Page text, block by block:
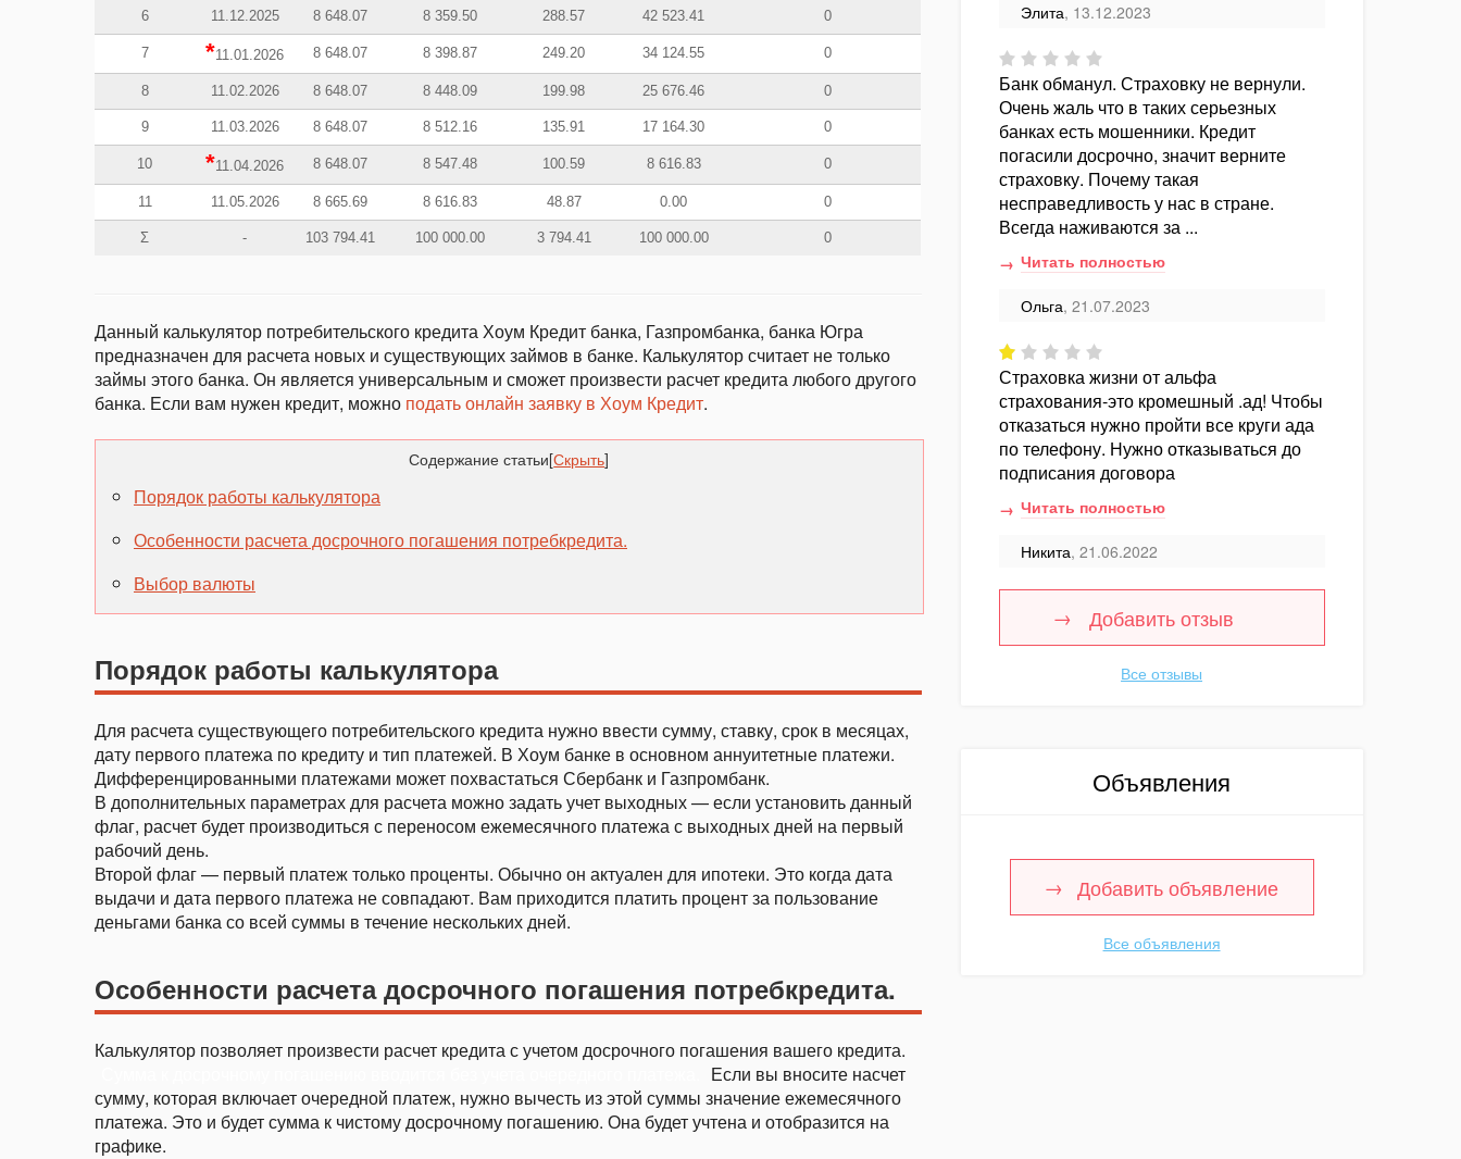
6 11.12.2025 8 648.07 8 359.50 288.57 42 523.41 0
7 *11.01.2026 8 648.07 8 398.87 249.20 34 124.55 0
8 11.02.2026 8 648.07 8 448.09 199.98 25 676.46 0
9 11.03.2026 8 648.07 8 512.16 135.91 17 164.30 0
10 *11.04.2026 8 648.07 8 547.48 100.59 8 616.83 0
11 11.05.2026 8 665.69 8 616.83 48.87 0.00 0
Σ - 103 794.41 100 000.00 3 794.41 100 000.00 0
Данный калькулятор потребительского кредита Хоум Кредит банка, Газпромбанка, банка Югра
предназначен для расчета новых и существующих займов в банке. Калькулятор считает не только
займы этого банка. Он является универсальным и сможет произвести расчет кредита любого другого
банка. Если вам нужен кредит, можно подать онлайн заявку в Хоум Кредит.
Содержание статьи[Скрыть]
Порядок работы калькулятора
Особенности расчета досрочного погашения потребкредита.
Выбор валюты
Порядок работы калькулятора
Для расчета существующего потребительского кредита нужно ввести сумму, ставку, срок в месяцах,
дату первого платежа по кредиту и тип платежей. В Хоум банке в основном аннуитетные платежи.
Дифференцированными платежами может похвастаться Сбербанк и Газпромбанк.
В дополнительных параметрах для расчета можно задать учет выходных — если установить данный
флаг, расчет будет производиться с переносом ежемесячного платежа с выходных дней на первый
рабочий день.
Второй флаг — первый платеж только проценты. Обычно он актуален для ипотеки. Это когда дата
выдачи и дата первого платежа не совпадают. Вам приходится платить процент за пользование
деньгами банка со всей суммы в течение нескольких дней.
Особенности расчета досрочного погашения потребкредита.
Калькулятор позволяет произвести расчет кредита с учетом досрочного погашения вашего кредита.
Если вы вносите насчет
сумму, которая включает очередной платеж, нужно вычесть из этой суммы значение ежемесячного
платежа. Это и будет сумма к чистому досрочному погашению. Она будет учтена и отобразится на
графике.
Элита, 13.12.2023
Банк обманул. Страховку не вернули.
Очень жаль что в таких серьезных
банках есть мошенники. Кредит
погасили досрочно, значит верните
страховку. Почему такая
несправедливость у нас в стране.
Всегда наживаются за ...
Читать полностью
Ольга, 21.07.2023
Страховка жизни от альфа
страхования-это кромешный .ад! Чтобы
отказаться нужно пройти все круги ада
по телефону. Нужно отказываться до
подписания договора
Читать полностью
Никита, 21.06.2022
Добавить отзыв
Все отзывы
Объявления
Добавить объявление
Все объявления